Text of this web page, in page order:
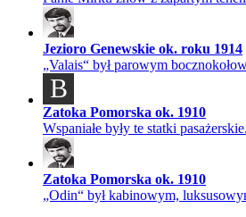
Jezioro Genewskie ok. roku 1914
„Valais“ był parowym
B
Zatoka Pomorska ok. 1910
Wspaniałe były te statki
Zatoka Pomorska ok. 1910
„Odin“ był kabinowym,